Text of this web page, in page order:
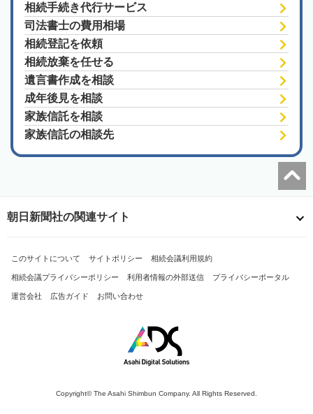
相続手続き代行サービス
司法書士の費用相場
相続登記を依頼
相続放棄を任せる
遺言書作成を相談
成年後見を相談
家族信託を相談
家族信託の相談先
朝日新聞社の関連サイト
このサイトについて サイトポリシー 相続会議利用規約
相続会議プライバシーポリシー 利用者情報の外部送信 プライバシーポータル
運営会社 広告ガイド お問い合わせ
Copyright© The Asahi Shimbun Company. All Rights Reserved.